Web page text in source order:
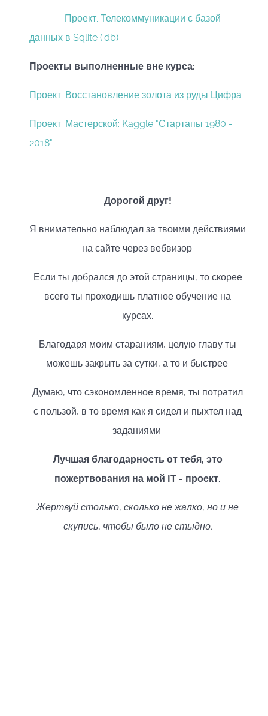
- Проект: Телекоммуникации с базой
данных в Sqlite (.db)
Проекты выполненные вне курса:
Проект: Восстановление золота из руды Цифра
Проект: Мастерской: Kaggle "Стартапы 1980 -
2018"
Дорогой друг!
Я внимательно наблюдал за твоими действиями
на сайте через вебвизор.
Если ты добрался до этой страницы, то скорее
всего ты проходишь платное обучение на
курсах.
Благодаря моим стараниям, целую главу ты
можешь закрыть за сутки, а то и быстрее.
Думаю, что сэкономленное время, ты потратил
с пользой, в то время как я сидел и пыхтел над
заданиями.
Лучшая благодарность от тебя, это
пожертвования на мой IT - проект.
Жертвуй столько, сколько не жалко, но и не
скупись, чтобы было не стыдно.